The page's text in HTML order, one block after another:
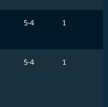
5-4 1
5-4 1